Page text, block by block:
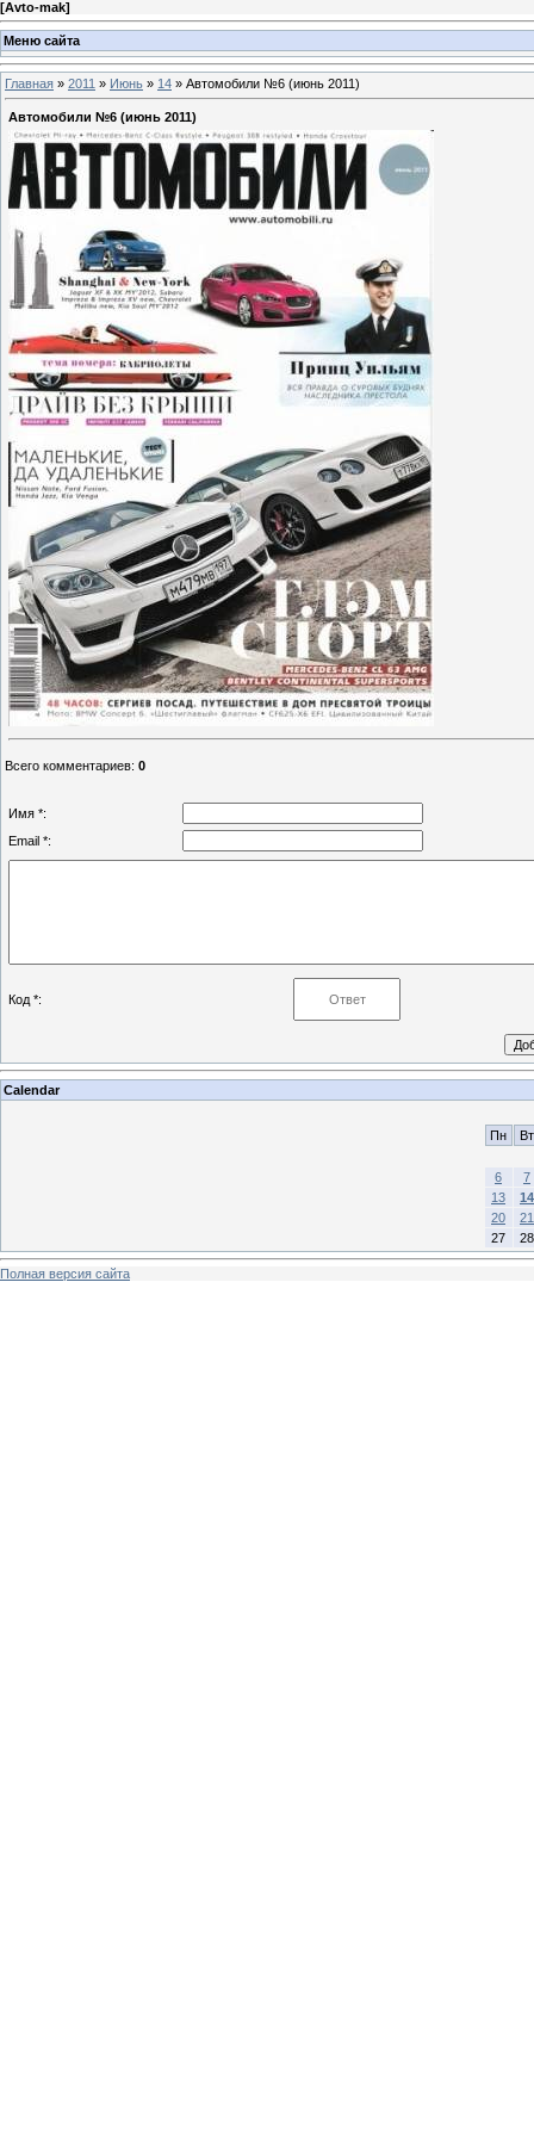
[Avto-mak]
Меню сайта
Главная » 2011 » Июнь » 14 » Автомобили №6 (июнь 2011)
Автомобили №6 (июнь 2011)
Всего комментариев: 0
Имя *:
Email *:
Код *:
Calendar
Пн Вт
6
7
13
14
20
21
27
28
Полная версия сайта